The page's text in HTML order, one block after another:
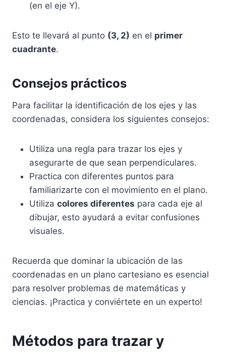
(en el eje Y).
Esto te llevará al punto (3, 2) en el primer
cuadrante.
Consejos prácticos
Para facilitar la identificación de los ejes y las
coordenadas, considera los siguientes consejos:
Utiliza una regla para trazar los ejes y
asegurarte de que sean perpendiculares.
Practica con diferentes puntos para
familiarizarte con el movimiento en el plano.
Utiliza colores diferentes para cada eje al
dibujar, esto ayudará a evitar confusiones
visuales.
Recuerda que dominar la ubicación de las
coordenadas en un plano cartesiano es esencial
para resolver problemas de matemáticas y
ciencias. ¡Practica y conviértete en un experto!
Métodos para trazar y